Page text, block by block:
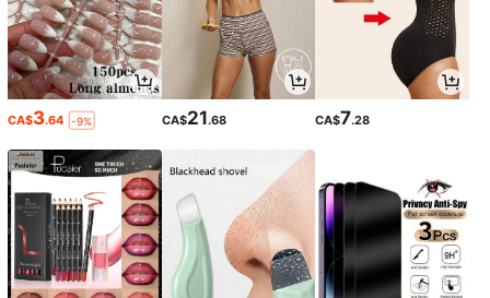
CA$3.64 -9% CA$21.68 CA$7.28